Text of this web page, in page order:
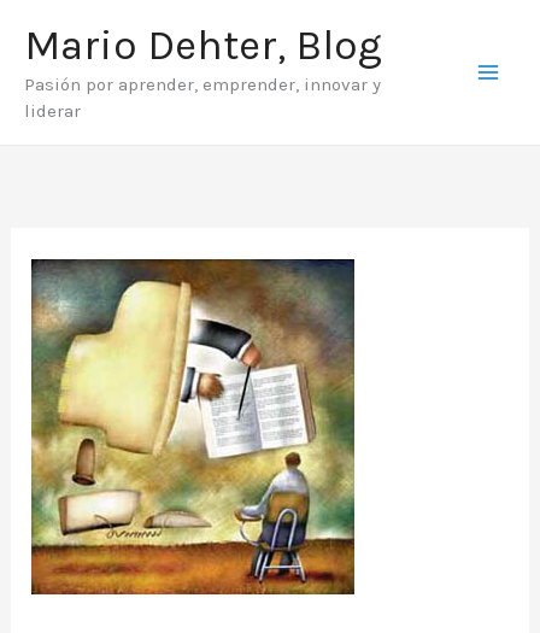
contenido
Mario Dehter, Blog
Pasión por aprender, emprender, innovar y
liderar